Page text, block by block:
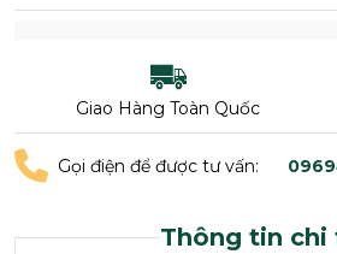
Giao Hàng Toàn Quốc
Gọi điện để được tư vấn:
Thông tin